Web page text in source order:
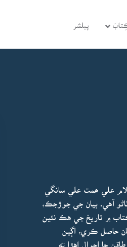
پبلشر
علي ھمت علي سانگي
آهي. بيان جي جوڙجڪ،
۾ تاريخ جي هڪ نئين
حاصل ڪري، اڳين
جا احوال اهڙا ته